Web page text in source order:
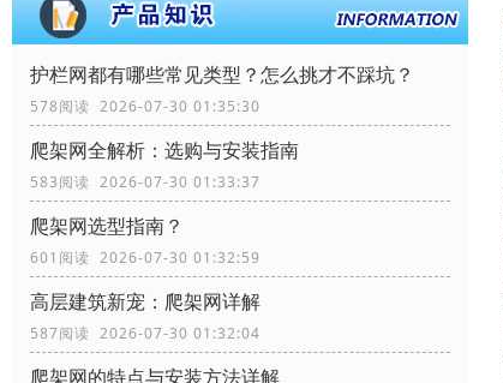
‌护栏网‌都有哪些常见类型？怎么挑才不踩坑？
578阅读 2026-07-30 01:35:30
爬架网全解析：选购与安装指南
583阅读 2026-07-30 01:33:37
爬架网选型指南？
601阅读 2026-07-30 01:32:59
高层建筑新宠：爬架网详解
587阅读 2026-07-30 01:32:04
爬架网的特点与安装方法详解